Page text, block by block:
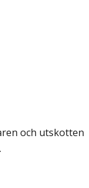
och utskotten